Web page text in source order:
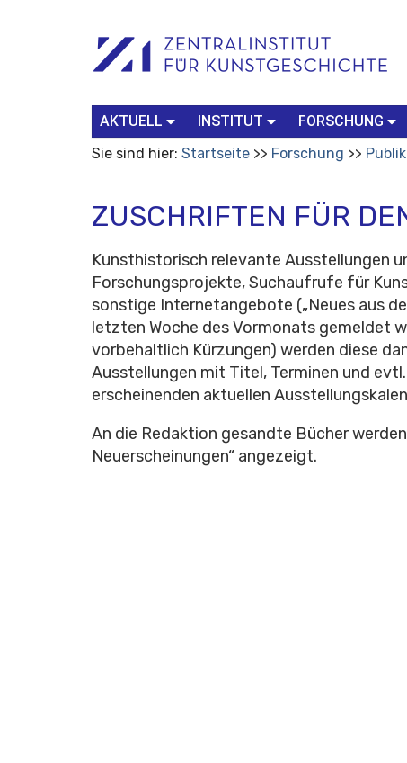
Werkzeuge
Search…
AKTUELL INSTITUT FORSCHUNG
Sie sind hier: Startseite Forschung
ZUSCHRIFTEN FÜR
Kunsthistorisch relevante Ausstellungen
Forschungsprojekte, Suchaufrufe für
sonstige Internetangebote („Neues aus
letzten Woche des Vormonats gemeldet
vorbehaltlich Kürzungen) werden diese
Ausstellungen mit Titel, Terminen und
erscheinenden aktuellen
An die Redaktion gesandte Bücher
Neuerscheinungen“ angezeigt.